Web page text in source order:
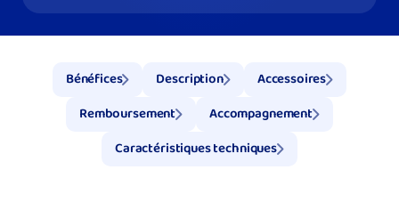
Bénéfices Description
Accessoires
Remboursement
Accompagnement
Caractéristiques techniques